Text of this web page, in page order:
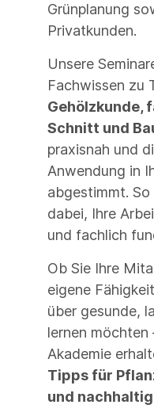
Grünplanung
Privatkunden.
Unsere
Fachwissen zu
Gehölzkunde,
Schnitt und
praxisnah und
Anwendung in
abgestimmt.
dabei, Ihre
und fachlich
Ob Sie Ihre
eigene
über gesunde,
lernen möchten
Akademie
Tipps für
und